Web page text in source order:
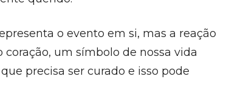
o evento em si, mas a reação
um símbolo de nossa vida
precisa ser curado e isso pode